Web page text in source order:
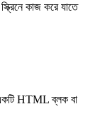
কাজ করে যাতে
HTML ব্লক বা